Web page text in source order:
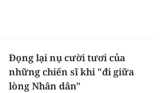
Đọng lại nụ cười tươi của
những chiến sĩ khi "đi giữa
lòng Nhân dân"